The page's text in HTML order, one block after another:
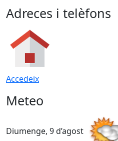
Adreces i telèfons
Accedeix
Meteo
Diumenge, 9 d’agost